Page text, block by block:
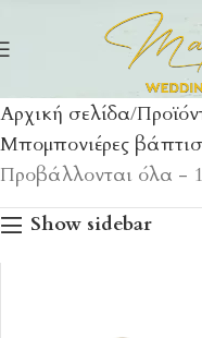
Αρχική σελίδα
Μπομπονιέρες
Προβάλλονται όλα -
Show sidebar